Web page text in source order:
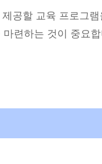
공할 교육 프로그
련하는 것이 중요